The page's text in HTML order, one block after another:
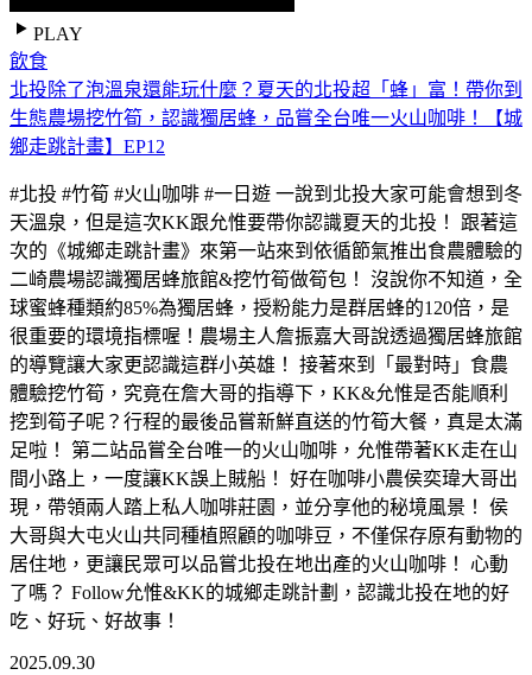
PLAY
飲食
北投除了泡溫泉還能玩什麼？夏天的北投超「蜂」富！帶你到
生態農場挖竹筍，認識獨居蜂，品嘗全台唯一火山咖啡！【城
鄉走跳計畫】EP12
#北投 #竹筍 #火山咖啡 #一日遊 一說到北投大家可能會想到冬
天溫泉，但是這次KK跟允惟要帶你認識夏天的北投！ 跟著這
次的《城鄉走跳計畫》來第一站來到依循節氣推出食農體驗的
二崎農場認識獨居蜂旅館&挖竹筍做筍包！ 沒說你不知道，全
球蜜蜂種類約85%為獨居蜂，授粉能力是群居蜂的120倍，是
很重要的環境指標喔！農場主人詹振嘉大哥說透過獨居蜂旅館
的導覽讓大家更認識這群小英雄！ 接著來到「最對時」食農
體驗挖竹筍，究竟在詹大哥的指導下，KK&允惟是否能順利
挖到筍子呢？行程的最後品嘗新鮮直送的竹筍大餐，真是太滿
足啦！ 第二站品嘗全台唯一的火山咖啡，允惟帶著KK走在山
間小路上，一度讓KK誤上賊船！ 好在咖啡小農侯奕瑋大哥出
現，帶領兩人踏上私人咖啡莊園，並分享他的秘境風景！ 侯
大哥與大屯火山共同種植照顧的咖啡豆，不僅保存原有動物的
居住地，更讓民眾可以品嘗北投在地出產的火山咖啡！ 心動
了嗎？ Follow允惟&KK的城鄉走跳計劃，認識北投在地的好
吃、好玩、好故事！
2025.09.30